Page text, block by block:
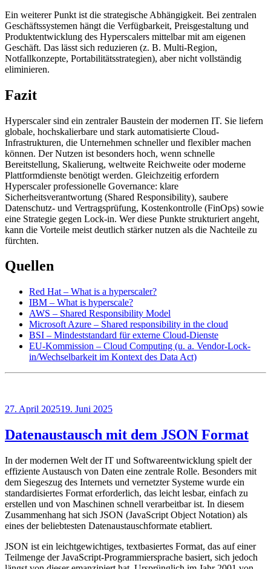
Ein weiterer Punkt ist die strategische Abhängigkeit. Bei zentralen
Geschäftssystemen hängt die Verfügbarkeit, Preisgestaltung und
Produktentwicklung des Hyperscalers mittelbar mit am eigenen
Geschäft. Das lässt sich reduzieren (z. B. Multi-Region,
Notfallkonzepte, Portabilitätsstrategien), aber nicht vollständig
eliminieren.
Fazit
Hyperscaler sind ein zentraler Baustein der modernen IT. Sie liefern
globale, hochskalierbare und stark automatisierte Cloud-
Infrastrukturen, die Unternehmen schneller und flexibler machen
können. Der Nutzen ist besonders hoch, wenn schnelle
Bereitstellung, Skalierung, weltweite Reichweite oder moderne
Plattformdienste benötigt werden. Gleichzeitig erfordern
Hyperscaler professionelle Governance: klare
Sicherheitsverantwortung (Shared Responsibility), saubere
Datenschutz- und Vertragsprüfung, Kostenkontrolle (FinOps) sowie
eine Strategie gegen Lock-in. Wer diese Punkte strukturiert angeht,
kann die Vorteile meist deutlich stärker nutzen als die Nachteile zu
fürchten.
Quellen
Red Hat – What is a hyperscaler?
IBM – What is hyperscale?
AWS – Shared Responsibility Model
Microsoft Azure – Shared responsibility in the cloud
BSI – Mindeststandard für externe Cloud-Dienste
EU-Kommission – Cloud Computing (u. a. Vendor-Lock-
in/Wechselbarkeit im Kontext des Data Act)
Veröffentlicht
27. April 202519. Juni 2025
Datenaustausch mit dem JSON Format
In der modernen Welt der IT und Softwareentwicklung spielt der
effiziente Austausch von Daten eine zentrale Rolle. Besonders mit
dem Siegeszug des Internets und vernetzter Systeme wurde ein
standardisiertes Format erforderlich, das leicht lesbar, einfach zu
erstellen und von Maschinen schnell verarbeitbar ist. In diesem
Zusammenhang hat sich JSON (JavaScript Object Notation) als
eines der beliebtesten Datenaustauschformate etabliert.
JSON ist ein leichtgewichtiges, textbasiertes Format, das auf einer
Teilmenge der JavaScript-Programmiersprache basiert, sich jedoch